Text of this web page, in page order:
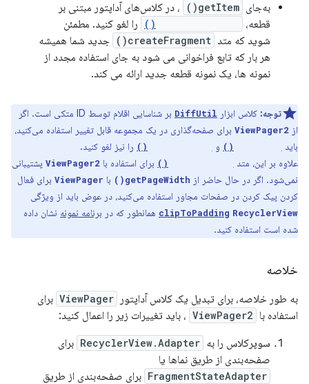
به‌جای getItem()
، در کلاس‌های آداپتور مبتنی بر
قطعه،
را لغو کنید. مطمئن
شوید که متد createFragment()
جدید شما همیشه
هر بار که تابع فراخوانی می شود به جای استفاده مجدد از
نمونه ها، یک نمونه قطعه جدید ارائه می کند.
توجه: کلاس ابزار DiffUtil
بر شناسایی اقلام توسط ID متکی است. اگر
از ViewPager2 برای صفحه‌گذاری در یک مجموعه قابل تغییر استفاده می‌کنید،
باید
و
را نیز لغو کنید.
علاوه بر این، متد
برای استفاده با ViewPager2 پشتیبانی
نمی‌شود. اگر در حال حاضر از getPageWidth() با ViewPager برای فعال
کردن پیک کردن در صفحات مجاور استفاده می‌کنید، در عوض باید از ویژگی
clipToPadding RecyclerView همانطور که در برنامه نمونه نشان داده
شده است استفاده کنید.
خلاصه
به طور خلاصه، برای تبدیل یک کلاس آداپتور ViewPager برای
استفاده با ViewPager2 ، باید تغییرات زیر را اعمال کنید:
سوپرکلاس را به RecyclerView.Adapter برای
صفحه‌بندی از طریق نماها یا
FragmentStateAdapter برای صفحه‌بندی از طریق